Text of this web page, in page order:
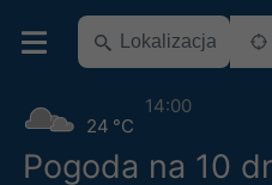
Pogoda na 10
24 °C
14:00